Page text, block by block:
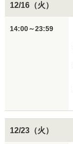
12/16（火）
14:00～23:59
12/23（火）